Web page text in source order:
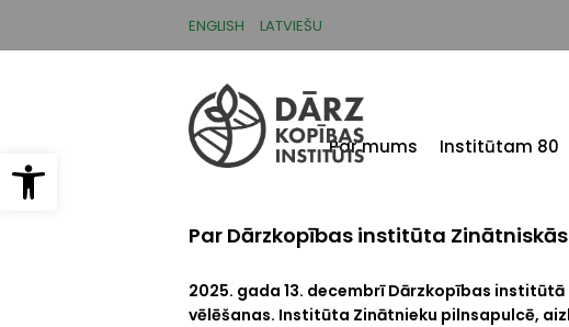
Open toolbar
ENGLISH LATVIEŠU
Par mums Institūtam 80
Par Dārzkopības institūta
2025. gada 13. decembrī Dārzkopības
vēlēšanas. Institūta Zinātnieku pilnsapulcē,